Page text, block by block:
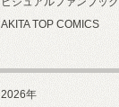
AKITA TOP COMICS
2026年